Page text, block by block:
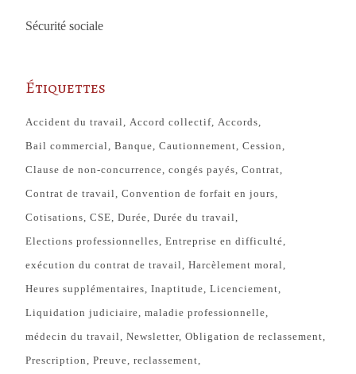
Sécurité sociale
Étiquettes
Accident du travail Accord collectif Accords
Bail commercial
Banque Cautionnement
Cession
Clause de non-concurrence
congés payés
Contrat
Contrat de travail
Convention de forfait en jours
Cotisations
CSE Durée
Durée du travail
Elections professionnelles
Entreprise en difficulté
exécution du contrat de travail
Harcèlement moral
Heures supplémentaires
Inaptitude
Licenciement
Liquidation judiciaire
maladie professionnelle
médecin du travail
Newsletter Obligation de reclassement
Prescription
Preuve
reclassement